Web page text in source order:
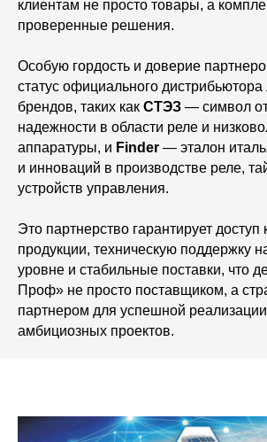
клиентам не просто товары, а
проверенные решения.
Особую гордость и доверие
статус официального
брендов, таких как СТЭЗ — символ
надежности в области реле и
аппаратуры, и Finder — эталон
и инноваций в производстве реле,
устройств управления.
Это партнерство гарантирует доступ
продукции, техническую поддержку
уровне и стабильные поставки, что
Проф» не просто поставщиком, а
партнером для успешной
амбициозных проектов.